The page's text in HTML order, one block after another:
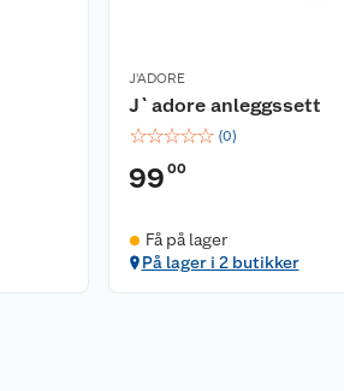
J'ADORE
J`adore anleggssett
☆☆☆☆☆ (0)
99 00
Få på lager
På lager i 2 butikker